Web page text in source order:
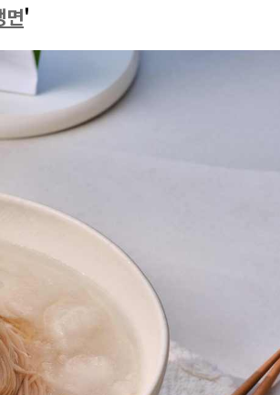
면'